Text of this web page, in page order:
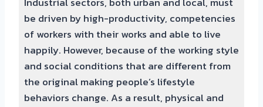
be driven by high-productivity, competencies
of workers with their works and able to live
happily. However, because of the working style
and social conditions that are different from
the original making people’s lifestyle
behaviors change. As a result, physical and